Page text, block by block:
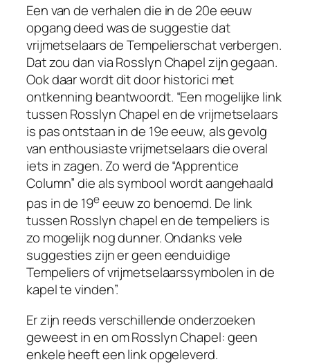
Een van de verhalen die in de 20e eeuw
opgang deed was de suggestie dat
vrijmetselaars de Tempelierschat verbergen.
Dat zou dan via Rosslyn Chapel zijn gegaan.
Ook daar wordt dit door historici met
ontkenning beantwoordt. “Een mogelijke link
tussen Rosslyn Chapel en de vrijmetselaars
is pas ontstaan in de 19e eeuw, als gevolg
van enthousiaste vrijmetselaars die overal
iets in zagen. Zo werd de “Apprentice
Column” die als symbool wordt aangehaald
pas in de 19eeeuw zo benoemd. De link
tussen Rosslyn chapel en de tempeliers is
zo mogelijk nog dunner. Ondanks vele
suggesties zijn er geen eenduidige
Tempeliers of vrijmetselaarssymbolen in de
kapel te vinden”.
Er zijn reeds verschillende onderzoeken
geweest in en om Rosslyn Chapel: geen
enkele heeft een link opgeleverd.